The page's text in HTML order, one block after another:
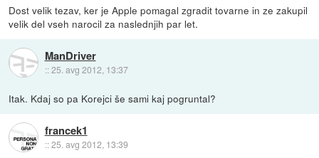
Dost velik tezav, ker je Apple pomagal zgradit tovarne in ze zakupil
velik del vseh narocil za naslednjih par let.
ManDriver
::25. avg 2012, 13:37
Itak. Kdaj so pa Korejci še sami kaj pogruntal?
francek1
::25. avg 2012, 13:39